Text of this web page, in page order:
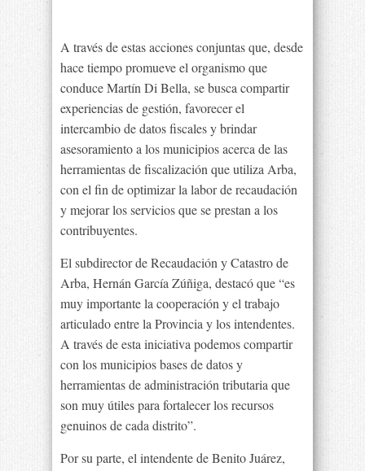
A través de estas acciones conjuntas que, desde
hace tiempo promueve el organismo que
conduce Martín Di Bella, se busca compartir
experiencias de gestión, favorecer el
intercambio de datos fiscales y brindar
asesoramiento a los municipios acerca de las
herramientas de fiscalización que utiliza Arba,
con el fin de optimizar la labor de recaudación
y mejorar los servicios que se prestan a los
contribuyentes.
El subdirector de Recaudación y Catastro de
Arba, Hernán García Zúñiga, destacó que “es
muy importante la cooperación y el trabajo
articulado entre la Provincia y los intendentes.
A través de esta iniciativa podemos compartir
con los municipios bases de datos y
herramientas de administración tributaria que
son muy útiles para fortalecer los recursos
genuinos de cada distrito”.
Por su parte, el intendente de Benito Juárez,